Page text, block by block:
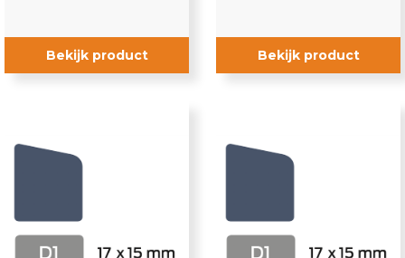
Bekijk product Bekijk product